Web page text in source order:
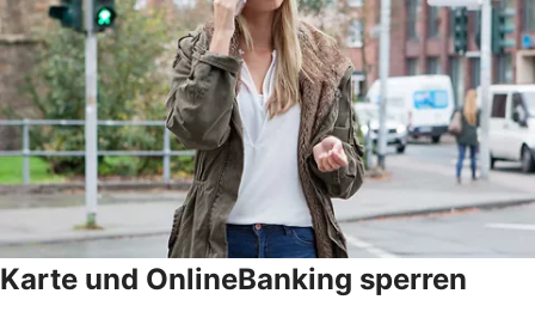
Karte und OnlineBanking sperren